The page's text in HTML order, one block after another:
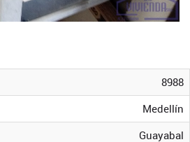
8988
Medellín
Guayabal